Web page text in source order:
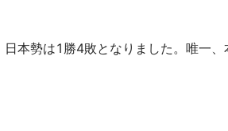
本勢は1勝4敗となりました。唯一、